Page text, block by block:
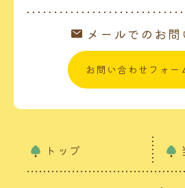
メールでのお問
お問い合わせフォー
トップ